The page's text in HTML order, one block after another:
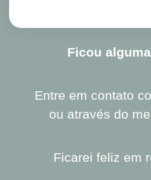
Ficou
Entre em contato
ou através do
Ficarei feliz em